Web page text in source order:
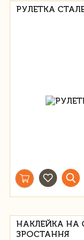
РУЛЕТКА
НАКЛЕЙКА НА
ЗРОСТАННЯ